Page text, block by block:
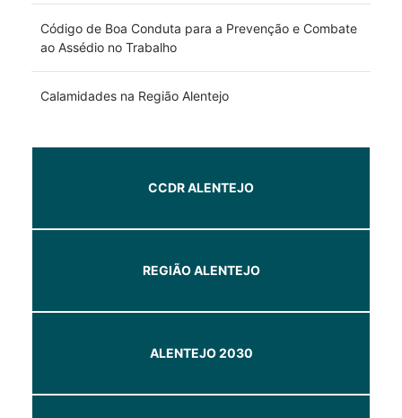
Código de Boa Conduta para a Prevenção e Combate
ao Assédio no Trabalho
Calamidades na Região Alentejo
CCDR ALENTEJO
REGIÃO ALENTEJO
ALENTEJO 2030